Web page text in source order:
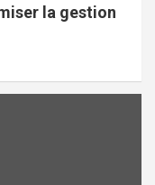
la gestion